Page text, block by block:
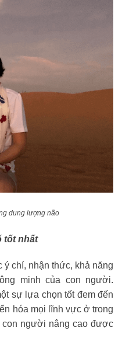
dung lượng não
tốt nhất
chí, nhận thức, khả năng
minh của con người.
sự lựa chọn tốt đem đến
hóa mọi lĩnh vực ở trong
người nâng cao được